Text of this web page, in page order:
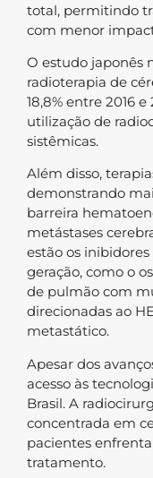
total, permitindo
com menor
O estudo japonês
radioterapia de
18,8% entre 2016
utilização de
sistêmicas.
Além disso,
demonstrando
barreira
metástases
estão os
geração, como o
de pulmão com
direcionadas ao
metastático.
Apesar dos
acesso às
Brasil. A
concentrada em
pacientes
tratamento.